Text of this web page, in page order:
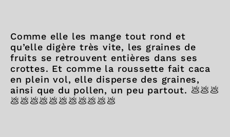
Comme elle les mange tout rond et
qu’elle digère très vite, les graines de
fruits se retrouvent entières dans ses
crottes. Et comme la roussette fait caca
en plein vol, elle disperse des graines,
ainsi que du pollen, un peu partout. 💩💩💩
💩💩💩💩💩💩💩💩💩💩💩